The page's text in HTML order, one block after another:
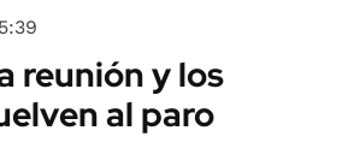
reunión y los
al paro